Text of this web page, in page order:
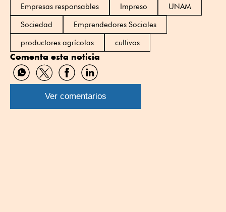
Empresas responsables Impreso
UNAM
Sociedad
Emprendedores Sociales
productores agrícolas
cultivos
Comenta esta noticia
Compartir
por
WhatsApp
Compartir
por
Twitter
Compartir
por
Facebook
Compartir
por
Linkedin
Ver comentarios